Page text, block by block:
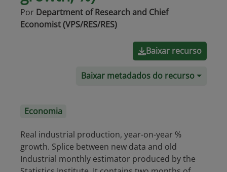
Por Department of Research and Chief
Economist (VPS/RES/RES)
Baixar recurso
Baixar metadados do recurso
Economia
Real industrial production, year-on-year %
growth. Splice between new data and old
Industrial monthly estimator produced by the